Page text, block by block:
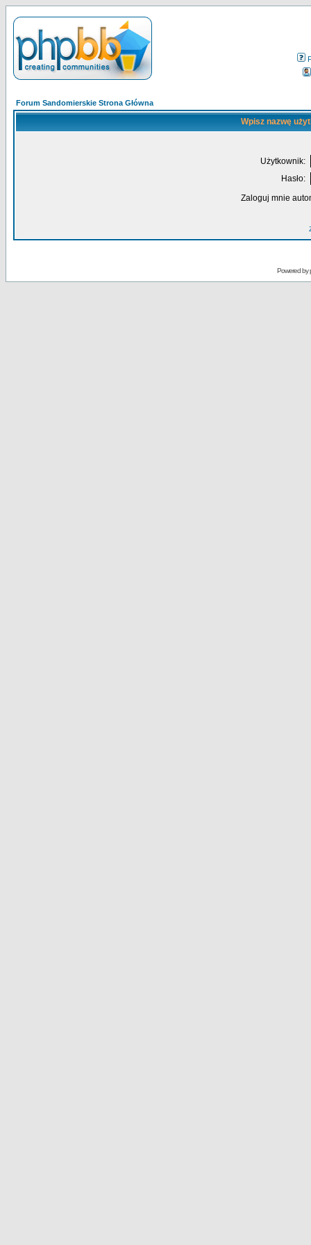
Forum Sandomierskie Strona Główna
Wpisz nazwę
Użytkownik:
Hasło:
Zaloguj mnie
Powered by